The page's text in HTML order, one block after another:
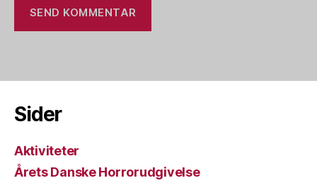
Sider
Aktiviteter
Årets Danske Horrorudgivelse